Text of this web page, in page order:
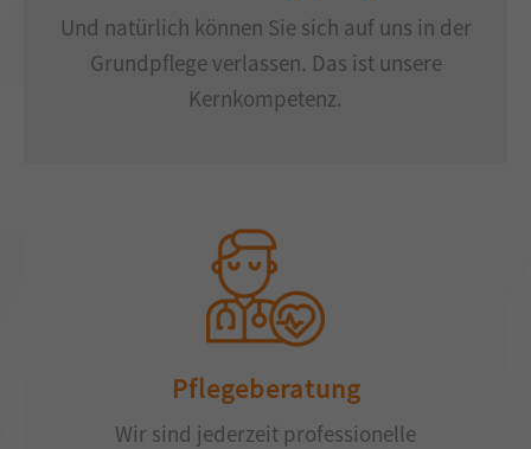
Und natürlich können Sie sich auf uns in der
Grundpflege verlassen. Das ist unsere
Kernkompetenz.
Pflegeberatung
Wir sind jederzeit professionelle